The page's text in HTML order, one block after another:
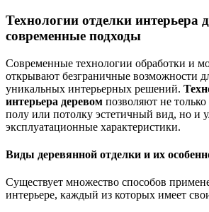
Технологии отделки интерьера
современные подходы
Современные технологии обработки и
открывают безграничные возможности
уникальных интерьерных решений.
интерьера деревом позволяют не
полу или потолку эстетичный вид, но и
эксплуатационные характеристики.
Виды деревянной отделки и их
Существует множество способов
интерьере, каждый из которых имеет